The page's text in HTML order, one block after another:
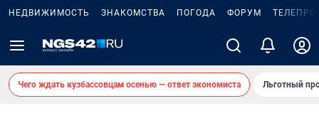
НЕДВИЖИМОСТЬ ЗНАКОМСТВА ПОГОДА ФОРУМ
Чего ждать кузбассовцам осенью — ответ экономиста Льготный